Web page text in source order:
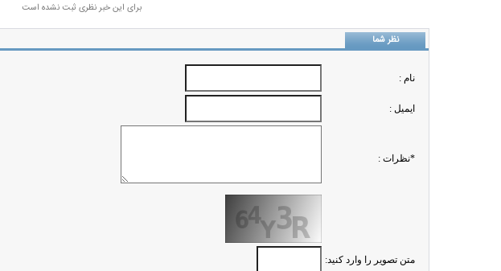
برای این خبر نظری ثبت نشده است
نظر شما
نام :
ايميل :
*نظرات :
متن تصویر را وارد کنید: